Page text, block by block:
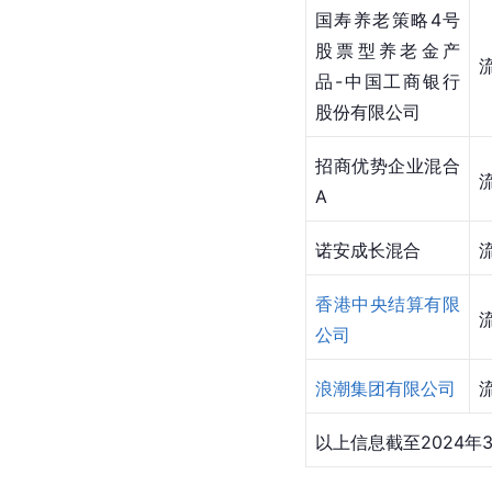
国寿养老策略4号
股票型养老金产
品-中国工商银行
股份有限公司
招商优势企业混合
A
诺安成长混合
香港中央结算有限
公司
浪潮集团有限公司
以上信息截至2024年